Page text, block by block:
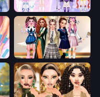
Idol Livestream: Fashion Game
BFF Makeover - Spa & Dress Up Back To School: Uniforms Edition